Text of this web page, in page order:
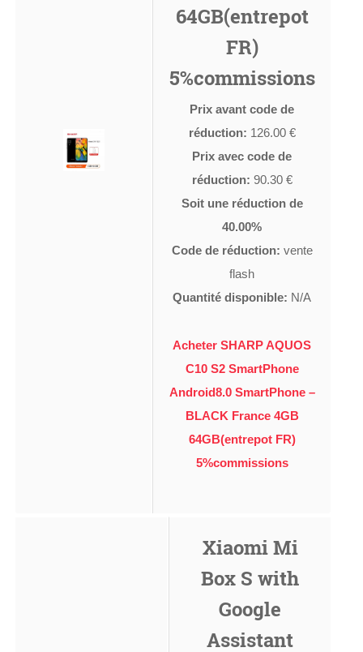
64GB(entrepot
FR)
5%commissions
Prix avant code de
réduction: 126.00 €
Prix avec code de
réduction: 90.30 €
Soit une réduction de
40.00%
Code de réduction: vente
flash
Quantité disponible: N/A
Acheter SHARP AQUOS
C10 S2 SmartPhone
Android8.0 SmartPhone –
BLACK France 4GB
64GB(entrepot FR)
5%commissions
Xiaomi Mi
Box S with
Google
Assistant